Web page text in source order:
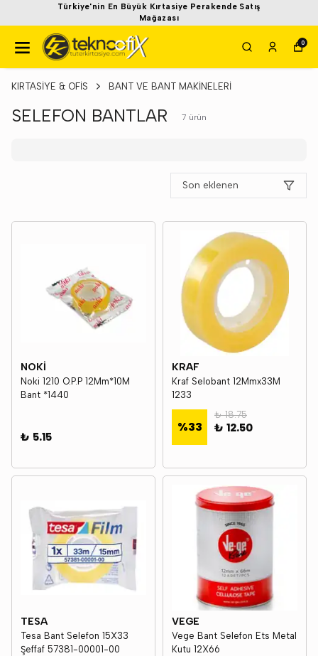
Türkiye'nin En Büyük Kırtasiye Perakende Satış
Mağazası
0
KIRTASİYE & OFİS BANT VE BANT MAKİNELERİ
SELEFON BANTLAR 7 ürün
Son eklenen
NOKİ
Noki 1210 O.P.P 12Mm*10M
Bant *1440
₺ 5.15
KRAF
Kraf Selobant 12Mmx33M
1233
%33
₺ 18.75
₺ 12.50
TESA
Tesa Bant Selefon 15X33
Şeffaf 57381-00001-00
VEGE
Vege Bant Selefon Ets Metal
Kutu 12X66